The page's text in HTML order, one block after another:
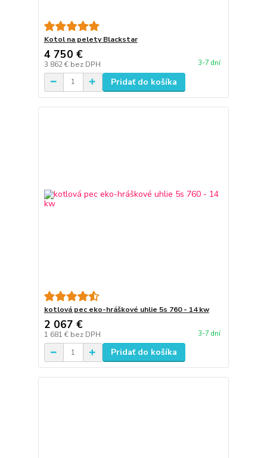
Kotol na pelety Blackstar
4 750 €
3 862 € bez DPH 3-7 dní
Pridať do košíka
kotlová pec eko-hráškové uhlie 5s 760 - 14 kw
2 067 €
1 681 € bez DPH 3-7 dní
Pridať do košíka